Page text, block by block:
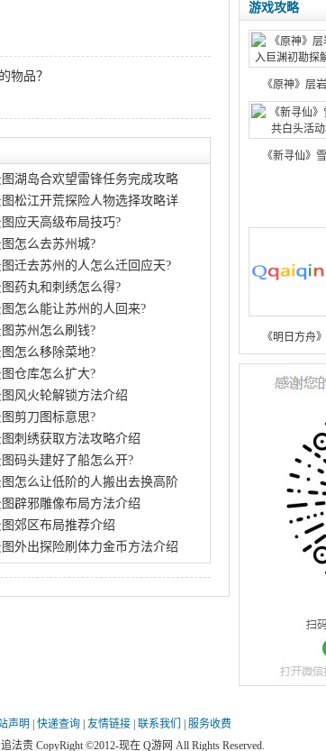
物品？
湖岛合欢望雷锋任务完成攻略
松江开荒探险人物选择攻略详
应天高级布局技巧?
怎么去苏州城?
迁去苏州的人怎么迁回应天?
药丸和刺绣怎么得?
怎么能让苏州的人回来?
苏州怎么刷钱?
怎么移除菜地?
仓库怎么扩大?
风火轮解锁方法介绍
剪刀图标意思?
刺绣获取方法攻略介绍
码头建好了船怎么开?
怎么让低阶的人搬出去换高阶
辟邪雕像布局方法介绍
郊区布局推荐介绍
外出探险刷体力金币方法介绍
游戏攻略
《原神》层
《新寻仙》
《明日方舟
声明 快递查询 友情链接 联系我们
服务收费
法责 CopyRight ©2012-现在 Q游网 All Rights Reserved.